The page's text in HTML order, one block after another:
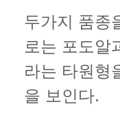
두가지 품종
로는 포도알
라는 타원형
을 보인다.